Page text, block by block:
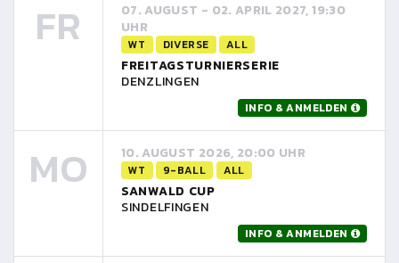
FR
07. AUGUST - 02. APRIL 2027, 19:30
UHR
WT DIVERSE ALL
FREITAGSTURNIERSERIE
DENZLINGEN
INFO & ANMELDEN
MO 10. AUGUST 2026, 20:00 UHR
WT 9-BALL ALL
SANWALD CUP
SINDELFINGEN
INFO & ANMELDEN